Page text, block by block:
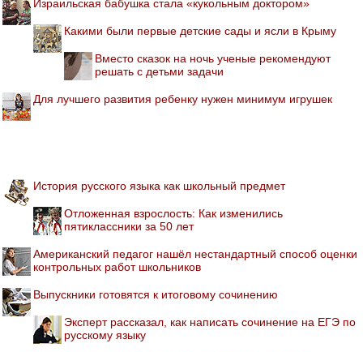
Израильская бабушка стала «кукольным доктором»
Какими были первые детские сады и ясли в Крыму
Вместо сказок на ночь ученые рекомендуют
решать с детьми задачи
Для лучшего развития ребенку нужен минимум игрушек
История русского языка как школьный предмет
Отложенная взрослость: Как изменились
пятиклассники за 50 лет
Американский педагог нашёл нестандартный способ оценки
контрольных работ школьников
Выпускники готовятся к итоговому сочинению
Эксперт рассказал, как написать сочинение на ЕГЭ по
русскому языку